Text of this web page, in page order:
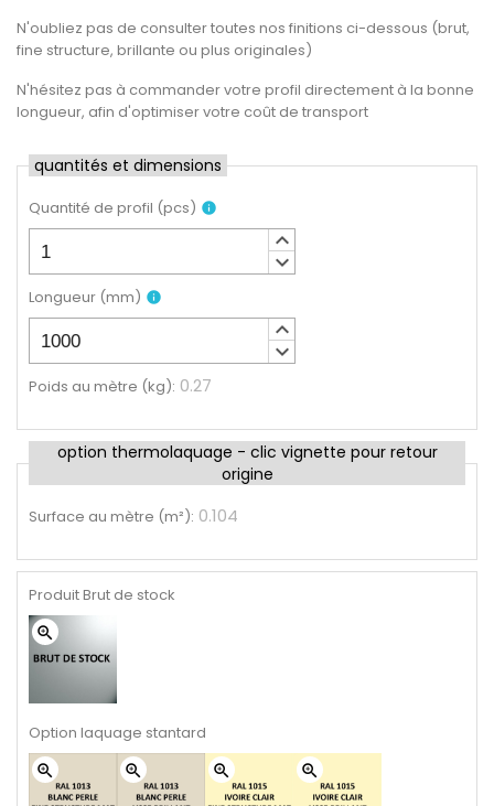
N'oubliez pas de consulter toutes nos finitions ci-dessous (brut,
fine structure, brillante ou plus originales)
N'hésitez pas à commander votre profil directement à la bonne
longueur, afin d'optimiser votre coût de transport
quantités et dimensions
Quantité de profil (pcs) info
keyboard_arrow_up
keyboard_arrow_down
Longueur (mm) info
keyboard_arrow_up
keyboard_arrow_down
Poids au mètre (kg): 0.27
option thermolaquage - clic vignette pour retour
origine
Surface au mètre (m²): 0.104
Produit Brut de stock
zoom_in
Option laquage stantard
zoom_in zoom_in zoom_in zoom_in